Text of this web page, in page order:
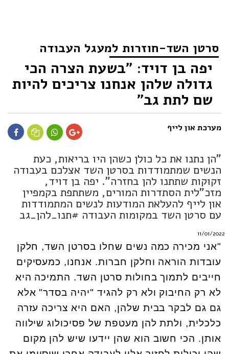
סרטן השד-חוזרות למעגל העבודה
יפה בן דויד: "בשעת הצרה הכי
גדולה שלהן אנחנו צריכים להיות
שם לתת גב"
מערכת און לייף
"הן נתנו את כל כולן כשהן היו בריאות, כעת
הנשים שמתמודדות בסרטן השד אצלכם בעבודה
זקוקות שתתנו להן בחזרה". יפה בן דויד,
מזכ"לית הסתדרות המורים, משתתפת בקמפיין
און לייף להעלאת המודעות לנשים המתמודדות
עם סרטן השד במקומות העבודה #תנו_להן_גב
11/01/2022
"אני מכירה כמה נשים שחלו בסרטן השד, חלקן
עובדות הוראה וחלקן חברות. אנחנו, כמעסיקים
חייבים לתמוך בחולות סרטן השד. התמיכה היא
לא רק החיבוק ולא רק להגיד "יהיה בסדר" אלא
גם גם לבקר בבית שלהן, האם היא צריכה עזרה
כלכלית, ולתת להן מעטפת של פסיכולוג שילווה
אותן. הכי חשוב הוא שהן יידעו שיש להן מקום